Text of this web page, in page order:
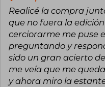
plasmar
habilidad
personajes
convertido
cómics
Realicé la compra
que no fuera la
cerciorarme me puse
preguntando y
sido un gran acierto
me veía que me
y ahora miro la